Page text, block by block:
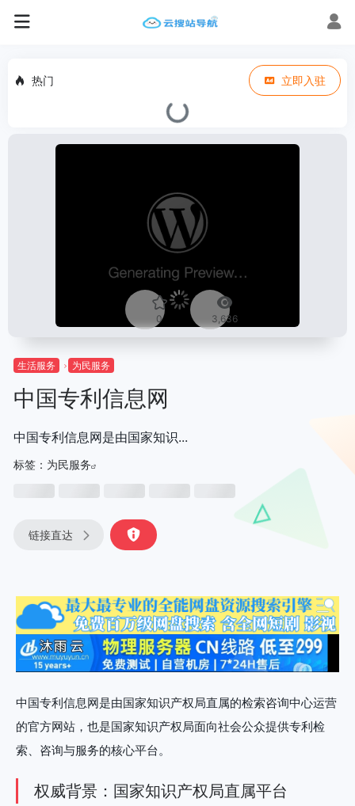
热门 立即入驻
0 3,636
生活服务 为民服务
中国专利信息网
中国专利信息网是由国家知识...
标签： 为民服务
链接直达
中国专利信息网是由国家知识产权局直属的检索咨询中心运营
的官方网站，也是国家知识产权局面向社会公众提供专利检
索、咨询与服务的核心平台。
权威背景：国家知识产权局直属平台